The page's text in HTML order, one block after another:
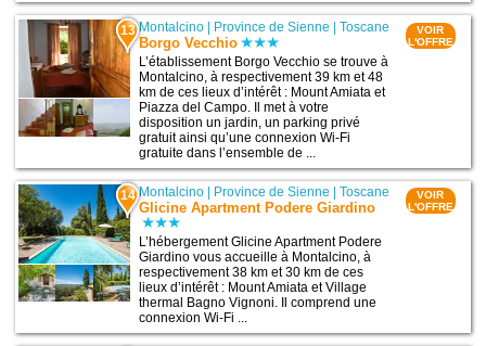
13 Montalcino Province de Sienne |Toscane
Borgo Vecchio
L’établissement Borgo Vecchio se trouve à
Montalcino, à respectivement 39 km et 48
km de ces lieux d’intérêt : Mount Amiata et
Piazza del Campo. Il met à votre
disposition un jardin, un parking privé
gratuit ainsi qu’une connexion Wi-Fi
gratuite dans l’ensemble de ...
VOIR
L'OFFRE
14 Montalcino Province de Sienne |Toscane
Glicine Apartment Podere Giardino
L’hébergement Glicine Apartment Podere
Giardino vous accueille à Montalcino, à
respectivement 38 km et 30 km de ces
lieux d’intérêt : Mount Amiata et Village
thermal Bagno Vignoni. Il comprend une
connexion Wi-Fi ...
VOIR
L'OFFRE